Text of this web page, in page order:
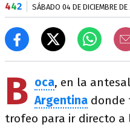
442 SÁBADO 04 DE DICIEMBRE DE
B oca, en la
Argentina donde
trofeo para ir directo a